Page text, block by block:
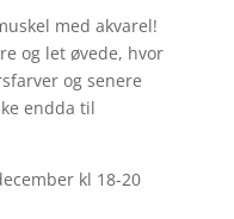
med akvarel!
og let øvede, hvor
og senere
endda til
kl 18-20